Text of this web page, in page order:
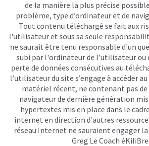
de la manière la plus précise
problème, type d’ordinateur et de
Tout contenu téléchargé se fait aux
l'utilisateur et sous sa seule
ne saurait être tenu responsable d'un
subi par l'ordinateur de l'utilisateur ou
perte de données consécutives au
l’utilisateur du site s’engage à accéder
matériel récent, ne contenant pas de
navigateur de dernière génération
hypertextes mis en place dans le
internet en direction d'autres
réseau Internet ne sauraient engager
Greg Le Coach éKiliBre.